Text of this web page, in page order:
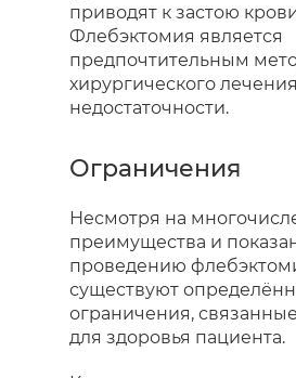
приводят к застою
Флебэктомия является
предпочтительным
хирургического
недостаточности.
Ограничения
Несмотря на
преимущества и
проведению
существуют
ограничения,
для здоровья пациента.